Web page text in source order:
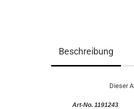
Beschreibung
Dieser
Art-No. 1191243